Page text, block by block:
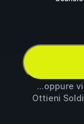
...oppure
Ottieni